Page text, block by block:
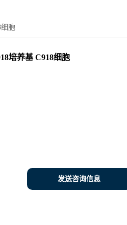
细胞
培养基 C918细胞
发送咨询信息